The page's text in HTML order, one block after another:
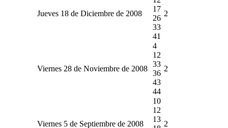
Jueves 18 de Diciembre de 2008
17
26
33
41
2
Viernes 28 de Noviembre de 2008
4
12
33
36
43
44
2
Viernes 5 de Septiembre de 2008
10
12
13
2